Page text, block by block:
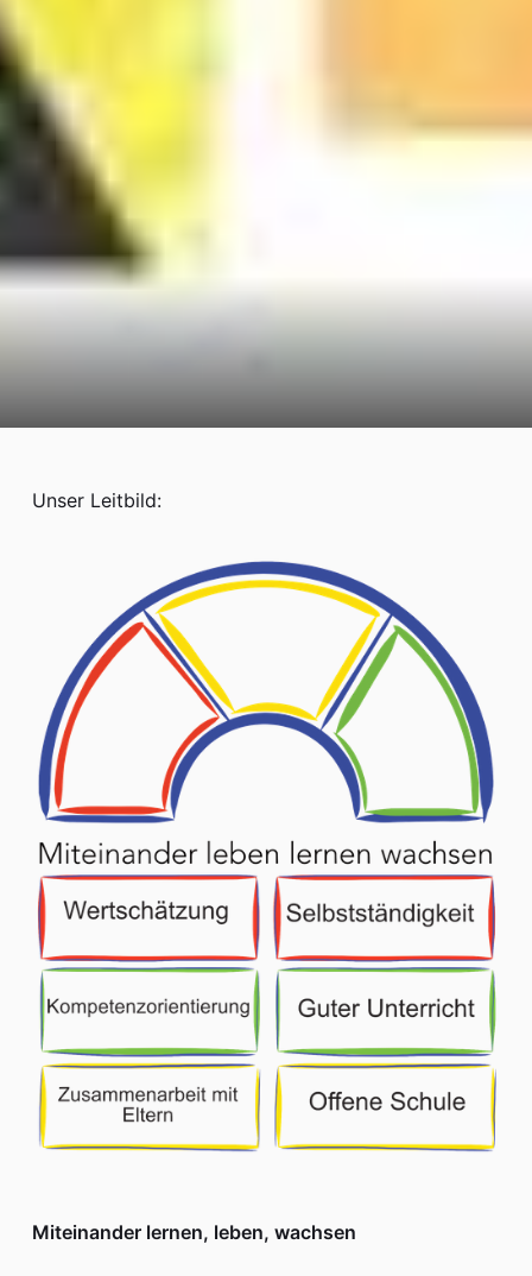
Unser Leitbild:
Miteinander lernen, leben, wachsen